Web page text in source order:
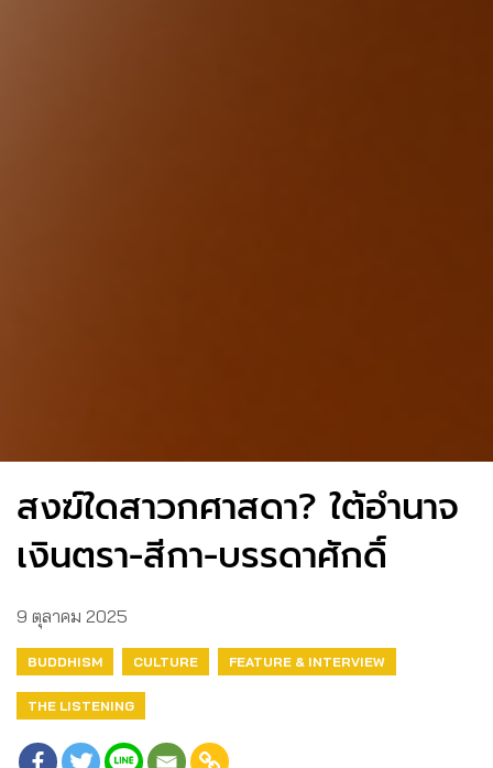
สงฆ์ใดสาวกศาสดา? ใต้อำนาจ
เงินตรา-สีกา-บรรดาศักดิ์
9 ตุลาคม 2025
BUDDHISM CULTURE FEATURE & INTERVIEW
THE LISTENING